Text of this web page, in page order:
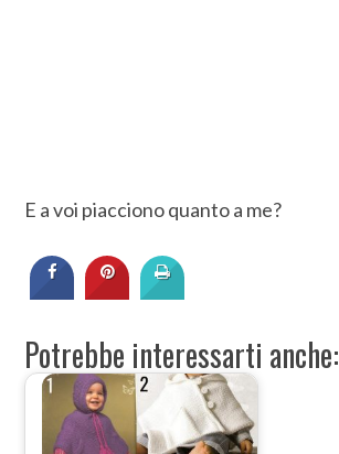
E a voi piacciono quanto a me?
Potrebbe interessarti anche: